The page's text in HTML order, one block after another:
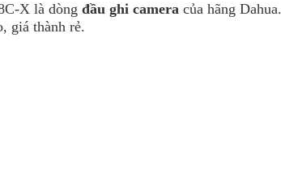
X là dòng đầu ghi camera của hãng
giá thành rẻ.